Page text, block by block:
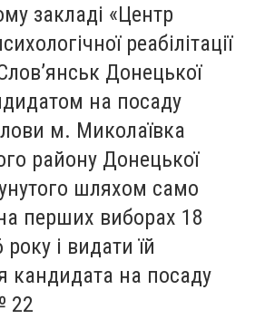
закладі «Центр
реабілітації
Донецької
на посаду
м. Миколаївка
району Донецької
шляхом само
перших виборах 18
і видати їй
кандидата на посаду
22